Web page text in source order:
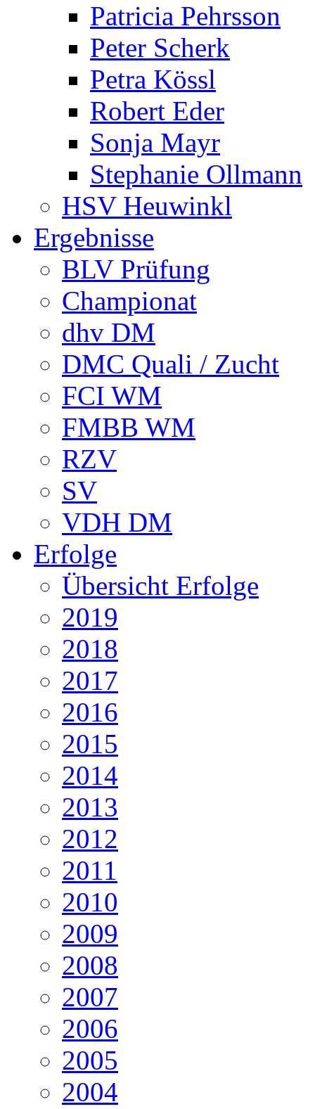
Patricia Pehrsson
Peter Scherk
Petra Kössl
Robert Eder
Sonja Mayr
Stephanie Ollmann
HSV Heuwinkl
Ergebnisse
BLV Prüfung
Championat
dhv DM
DMC Quali / Zucht
FCI WM
FMBB WM
RZV
SV
VDH DM
Erfolge
Übersicht Erfolge
2019
2018
2017
2016
2015
2014
2013
2012
2011
2010
2009
2008
2007
2006
2005
2004